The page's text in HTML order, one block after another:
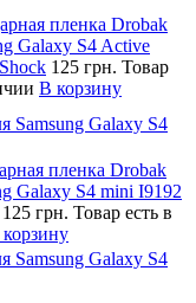
пленка Drobak
Galaxy S4 Active
125 грн. Товар
В корзину
Samsung Galaxy S4
пленка Drobak
Galaxy S4 mini I9192
125 грн. Товар есть в
Samsung Galaxy S4